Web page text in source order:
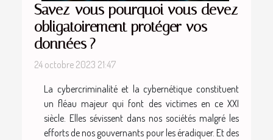
Savez-vous pourquoi vous devez
obligatoirement protéger vos
données ?
24 octobre 2023 21:47
La cybercriminalité et la cybernétique constituent
un fléau majeur qui font des victimes en ce XXI
siècle. Elles sévissent dans nos sociétés malgré les
efforts de nos gouvernants pour les éradiquer. Et des